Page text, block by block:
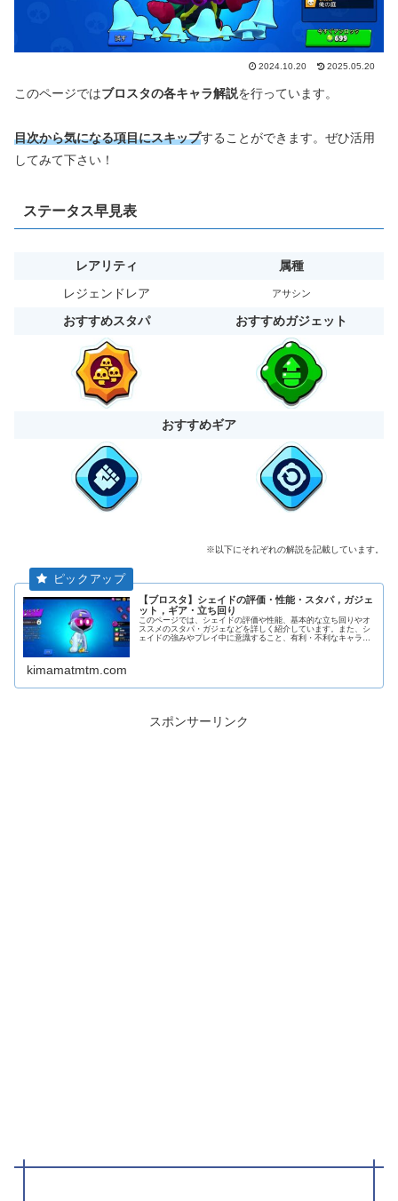
2024.10.20 2025.05.20
このページではブロスタの各キャラ解説を行っています。
目次から気になる項目にスキップすることができます。ぜひ活用
してみて下さい！
ステータス早見表
レアリティ
属種
レジェンドレア
アサシン
おすすめスタパ おすすめガジェット
おすすめギア
※以下にそれぞれの解説を記載しています。
【ブロスタ】シェイドの評価・性能・スタパ，ガジェ
ット，ギア・立ち回り
このページでは、シェイドの評価や性能、基本的な立ち回りやオ
ススメのスタパ・ガジェなどを詳しく紹介しています。また、シ
ェイドの強みやプレイ中に意識すること、有利・不利なキャラな
kimamatmtm.com
スポンサーリンク